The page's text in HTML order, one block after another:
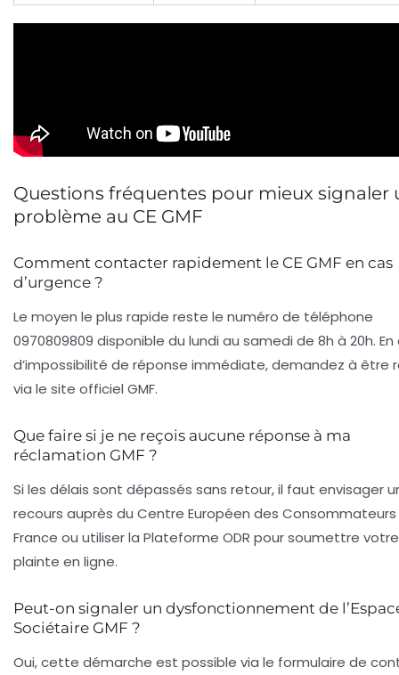
Questions fréquentes pour mieux signaler
problème au CE GMF
Comment contacter rapidement le CE GMF en cas
d’urgence ?
Le moyen le plus rapide reste le numéro de téléphone
0970809809 disponible du lundi au samedi de 8h à 20h. En
d’impossibilité de réponse immédiate, demandez à être
via le site officiel GMF.
Que faire si je ne reçois aucune réponse à ma
réclamation GMF ?
Si les délais sont dépassés sans retour, il faut envisager
recours auprès du Centre Européen des Consommateurs
France ou utiliser la Plateforme ODR pour soumettre votre
plainte en ligne.
Peut-on signaler un dysfonctionnement de
Sociétaire GMF ?
Oui, cette démarche est possible via le formulaire de